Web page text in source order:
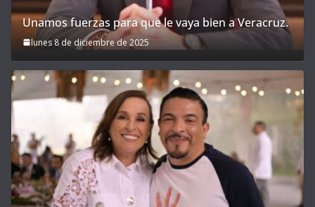
Unamos fuerzas para que le vaya bien a Veracruz.
lunes 8 de diciembre de 2025